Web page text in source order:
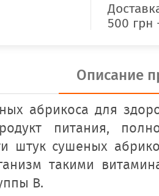
500
Описание
абрикоса для
питания,
штук сушеных
такими
В.